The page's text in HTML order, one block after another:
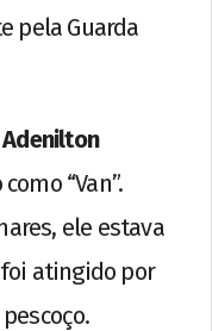
pela Guarda
Adenilton
“Van”.
ele estava
atingido por